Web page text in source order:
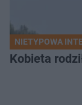
NIETYPOWA
Kobieta